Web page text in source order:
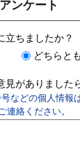
ンケート
立ちましたか？
どちらと
見がありました
号などの個人情
連絡ください。